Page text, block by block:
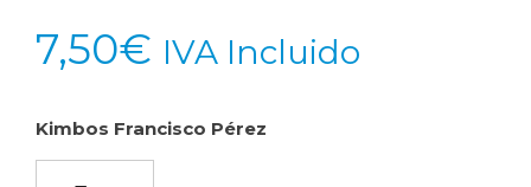
base a
cliente
7,50€ IVA Incluido
Kimbos Francisco Pérez